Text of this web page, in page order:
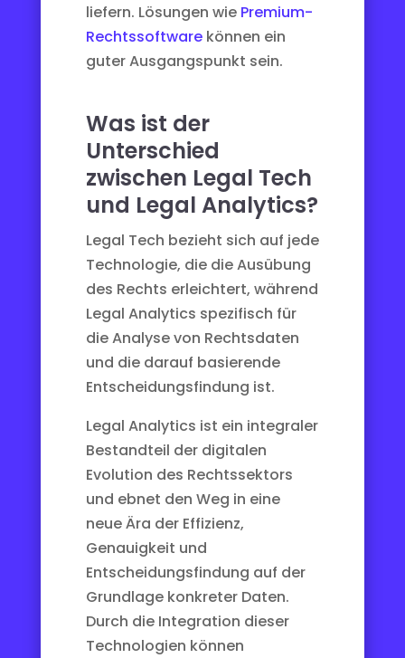
liefern. Lösungen wie Premium-
Rechtssoftwarekönnen ein
guter Ausgangspunkt sein.
Was ist der
Unterschied
zwischen Legal Tech
und Legal Analytics?
Legal Tech bezieht sich auf jede
Technologie, die die Ausübung
des Rechts erleichtert, während
Legal Analytics spezifisch für
die Analyse von Rechtsdaten
und die darauf basierende
Entscheidungsfindung ist.
Legal Analytics ist ein integraler
Bestandteil der digitalen
Evolution des Rechtssektors
und ebnet den Weg in eine
neue Ära der Effizienz,
Genauigkeit und
Entscheidungsfindung auf der
Grundlage konkreter Daten.
Durch die Integration dieser
Technologien können